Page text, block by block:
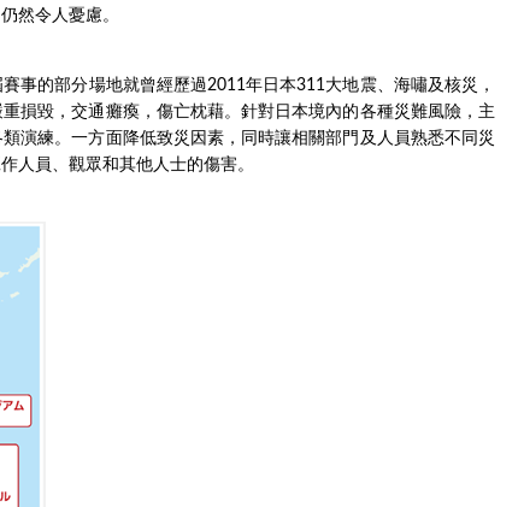
然令人憂慮。
事的部分場地就曾經歷過2011年日本311大地震、海嘯及核災，
損毀，交通癱瘓，傷亡枕藉。針對日本境內的各種災難風險，主
演練。一方面降低致災因素，同時讓相關部門及人員熟悉不同災
人員、觀眾和其他人士的傷害。